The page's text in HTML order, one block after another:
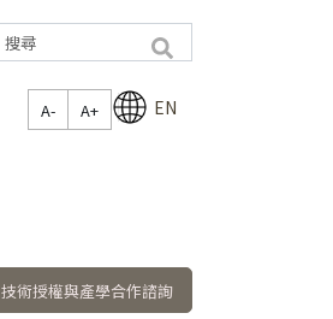
search
A- A+ EN
技術授權與產學合作諮詢